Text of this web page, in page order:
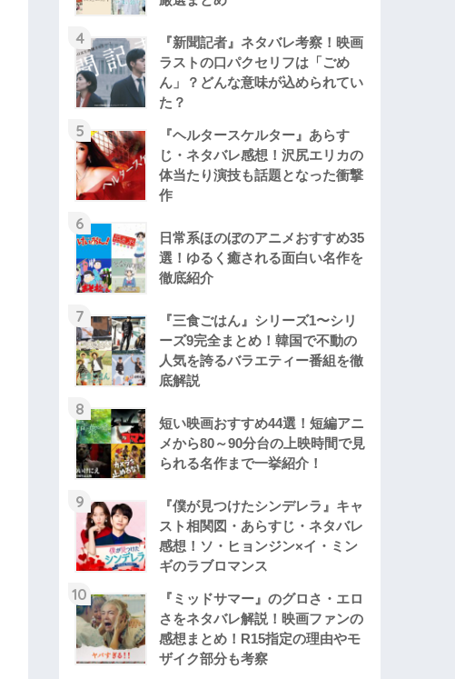
4
『新聞記者』ネタバレ考察！映画
ラストの口パクセリフは「ごめ
ん」？どんな意味が込められてい
た？
5
『ヘルタースケルター』あらす
じ・ネタバレ感想！沢尻エリカの
体当たり演技も話題となった衝撃
作
6
日常系ほのぼのアニメおすすめ35
選！ゆるく癒される面白い名作を
徹底紹介
7
『三食ごはん』シリーズ1〜シリ
ーズ9完全まとめ！韓国で不動の
人気を誇るバラエティー番組を徹
底解説
8
短い映画おすすめ44選！短編アニ
メから80～90分台の上映時間で見
られる名作まで一挙紹介！
9
『僕が見つけたシンデレラ』キャ
スト相関図・あらすじ・ネタバレ
感想！ソ・ヒョンジン×イ・ミン
ギのラブロマンス
10
『ミッドサマー』のグロさ・エロ
さをネタバレ解説！映画ファンの
感想まとめ！R15指定の理由やモ
ザイク部分も考察